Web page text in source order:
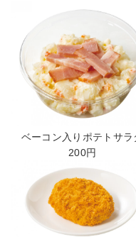
ベーコン入りポテトサラ
200円